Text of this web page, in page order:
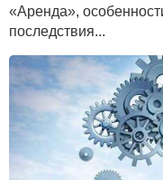
«Аренда»,
последствия...